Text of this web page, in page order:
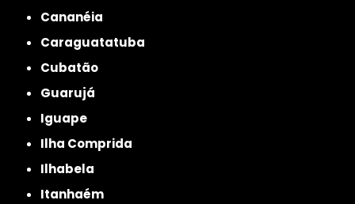
Cananéia
Caraguatatuba
Cubatão
Guarujá
Iguape
Ilha Comprida
Ilhabela
Itanhaém